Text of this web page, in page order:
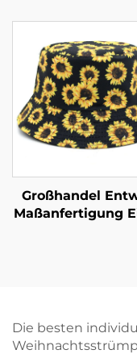
Baseballmütze,
Gorras, einfache
Großhandel
Maßanfertigung
Die besten